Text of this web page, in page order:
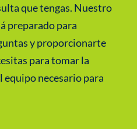
que tengas. Nuestro
preparado para
y proporcionarte
para tomar la
equipo necesario para